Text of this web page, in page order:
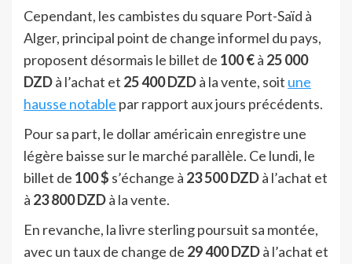
Cependant, les cambistes du square Port-Saïd à
Alger, principal point de change informel du pays,
proposent désormais le billet de 100 €à 25 000
DZDà l’achat et 25 400 DZDà la vente, soit une
hausse notable par rapport aux jours précédents.
Pour sa part, le dollar américain enregistre une
légère baisse sur le marché parallèle. Ce lundi, le
billet de 100 $ s’échange à 23 500 DZDà l’achat et
à 23 800 DZDà la vente.
En revanche, la livre sterling poursuit sa montée,
avec un taux de change de 29 400 DZDà l’achat et